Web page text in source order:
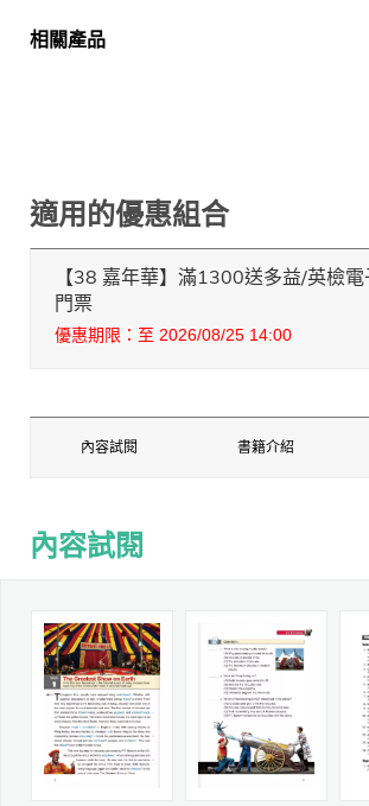
相關產品
適用的優惠組合
【38 嘉年華】滿1300送多益/英檢
門票
優惠期限：至 2026/08/25 14:00
內容試閱 書籍介紹
內容試閱